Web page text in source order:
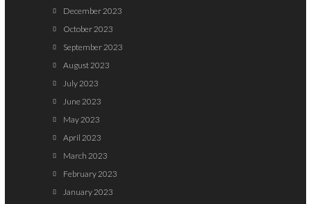
December 2023
October 2023
September 2023
August 2023
July 2023
June 2023
May 2023
April 2023
March 2023
February 2023
January 2023